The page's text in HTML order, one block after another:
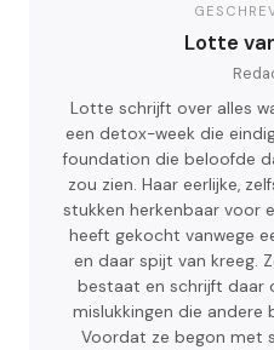
Lotte
Lotte schrijft over alles
een detox-week die
foundation die beloofde
zou zien. Haar eerlijke,
stukken herkenbaar voor
heeft gekocht vanwege
en daar spijt van kreeg.
bestaat en schrijft daar
mislukkingen die andere
Voordat ze begon met